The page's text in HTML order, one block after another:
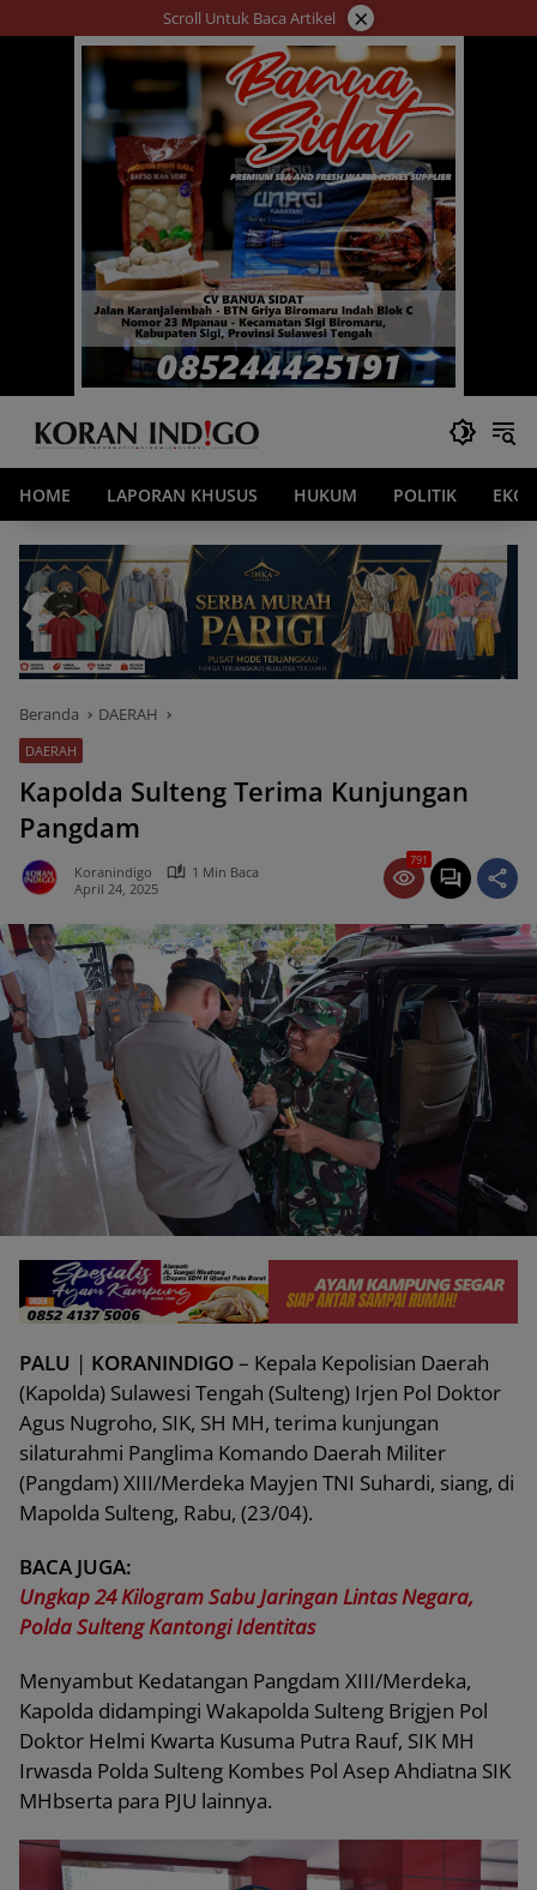
ke
Scroll Untuk Baca Artikel ×
HOME LAPORAN KHUSUS HUKUM POLITIK
Beranda DAERAH
DAERAH
Kapolda Sulteng Terima Kunjungan
Pangdam
Koranindigo
1 Min Baca
April 24, 2025
791
PALU | KORANINDIGO– Kepala Kepolisian Daerah
(Kapolda) Sulawesi Tengah (Sulteng) Irjen Pol Doktor
Agus Nugroho, SIK, SH MH, terima kunjungan
silaturahmi Panglima Komando Daerah Militer
(Pangdam) XIII/Merdeka Mayjen TNI Suhardi, siang, di
Mapolda Sulteng, Rabu, (23/04).
BACA JUGA:
Ungkap 24 Kilogram Sabu Jaringan Lintas Negara,
Polda Sulteng Kantongi Identitas
Menyambut Kedatangan Pangdam XIII/Merdeka,
Kapolda didampingi Wakapolda Sulteng Brigjen Pol
Doktor Helmi Kwarta Kusuma Putra Rauf, SIK MH
Irwasda Polda Sulteng Kombes Pol Asep Ahdiatna SIK
MHbserta para PJU lainnya.